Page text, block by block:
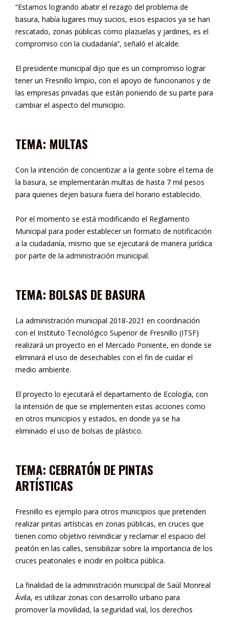
“Estamos logrando abatir el rezago del problema de
basura, había lugares muy sucios, esos espacios ya se han
rescatado, zonas públicas como plazuelas y jardines, es el
compromiso con la ciudadanía”, señaló el alcalde.
El presidente municipal dijo que es un compromiso lograr
tener un Fresnillo limpio, con el apoyo de funcionarios y de
las empresas privadas que están poniendo de su parte para
cambiar el aspecto del municipio.
TEMA: MULTAS
Con la intención de concientizar a la gente sobre el tema de
la basura, se implementarán multas de hasta 7 mil pesos
para quienes dejen basura fuera del horario establecido.
Por el momento se está modificando el Reglamento
Municipal para poder establecer un formato de notificación
a la ciudadanía, mismo que se ejecutará de manera jurídica
por parte de la administración municipal.
TEMA: BOLSAS DE BASURA
La administración municipal 2018-2021 en coordinación
con el Instituto Tecnológico Superior de Fresnillo (ITSF)
realizará un proyecto en el Mercado Poniente, en donde se
eliminará el uso de desechables con el fin de cuidar el
medio ambiente.
El proyecto lo ejecutará el departamento de Ecología, con
la intensión de que se implementen estas acciones como
en otros municipios y estados, en donde ya se ha
eliminado el uso de bolsas de plástico.
TEMA: CEBRATÓN DE PINTAS
ARTÍSTICAS
Fresnillo es ejemplo para otros municipios que pretenden
realizar pintas artísticas en zonas públicas, en cruces que
tienen como objetivo reivindicar y reclamar el espacio del
peatón en las calles, sensibilizar sobre la importancia de los
cruces peatonales e incidir en política pública.
La finalidad de la administración municipal de Saúl Monreal
Ávila, es utilizar zonas con desarrollo urbano para
promover la movilidad, la seguridad vial, los derechos